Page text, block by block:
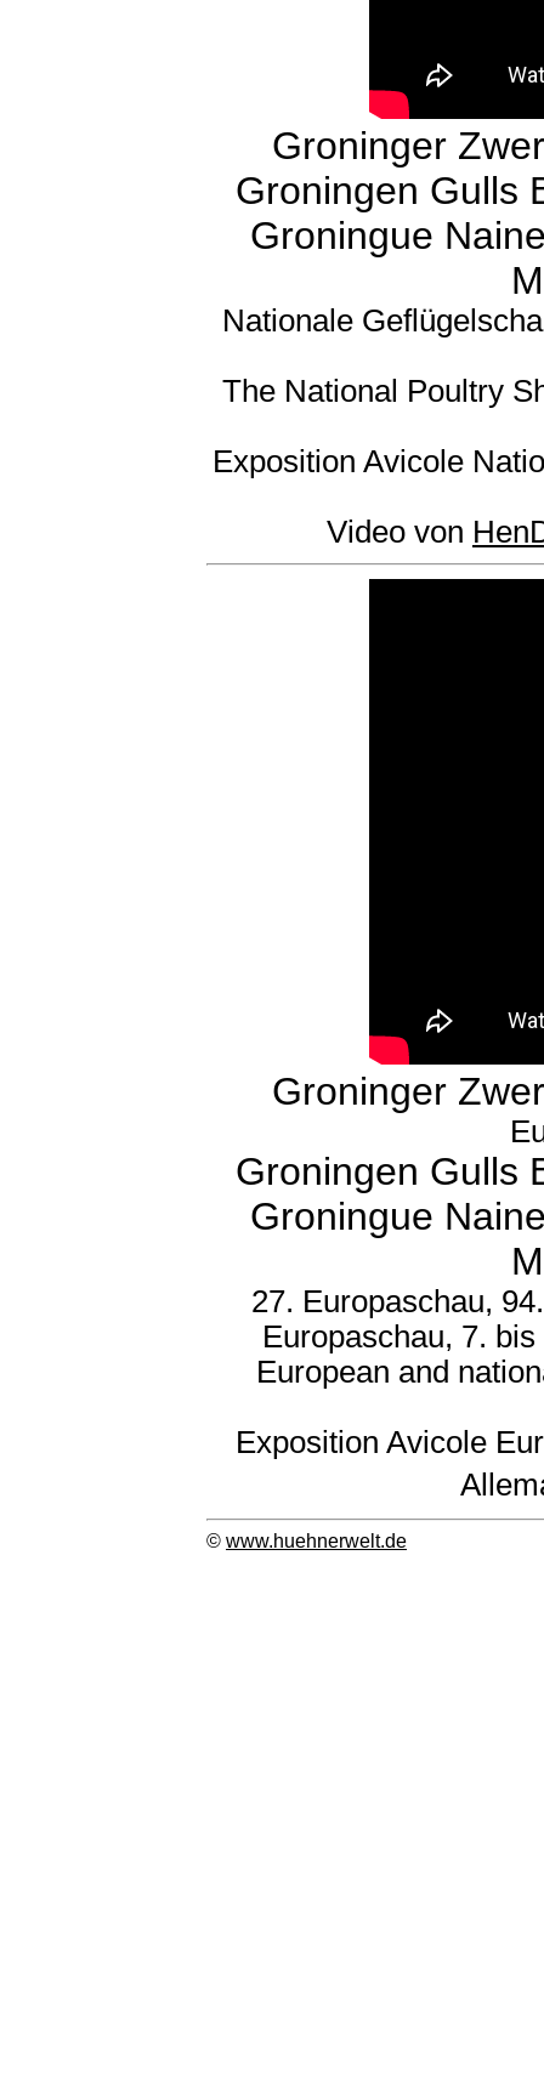
Groninger
Groningen Gulls
Groningue
Nationale
The National Poultry
Exposition Avicole
Video von
Groninger
Groningen Gulls
Groningue
27. Europaschau,
Europaschau, 7.
European and
Exposition Avicole
© www.huehnerwelt.de